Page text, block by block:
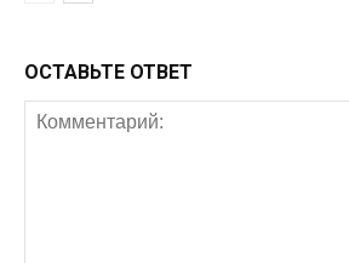
ОСТАВЬТЕ ОТВЕТ